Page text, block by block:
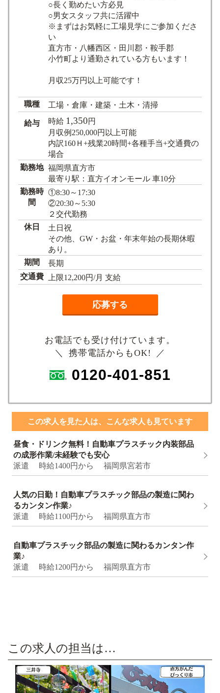
○長く勤めたい方必見
○男女スタッフ共に活躍中
※まずはお気軽に工場見学にご参加くださ
い
直方市・八幡西区・田川郡・鞍手郡
小竹町より通勤されている方もいます！
月収25万円以上可能です！
職種 工場・倉庫・建築・土木・清掃
給与 時給 1,350円
月収例250,000円以上可能
内訳160Ｈ+残業20時間+各種手当+交通費の
場合
勤務地 福岡県直方市
最寄り駅：直方イオンモール 車10分
勤務時
間
①8:30～17:30
②20:30～5:30
２交代勤務
休日
土日祝
その他、GW・お盆・年末年始の長期休暇
あり。
期間
長期
交通費
上限12,200円/月 支給
応募する
お電話でも受け付けています。
＼ 携帯電話からもOK! ／
0120-401-851
この求人を見た人は、こんな求人も見ています
昼食・ドリンク無料！自動車プラスチック内装部品
の成形作業/未経験でも安心
派遣 時給1400円から 福岡県宮若市
人気の日勤！⾃動⾞プラスチック部品の製造に関わ
るカンタン作業♪
派遣 時給1100円から 福岡県直方市
⾃動⾞プラスチック部品の製造に関わるカンタン作
業♪
派遣 時給1200円から 福岡県直方市
この求人の担当は…